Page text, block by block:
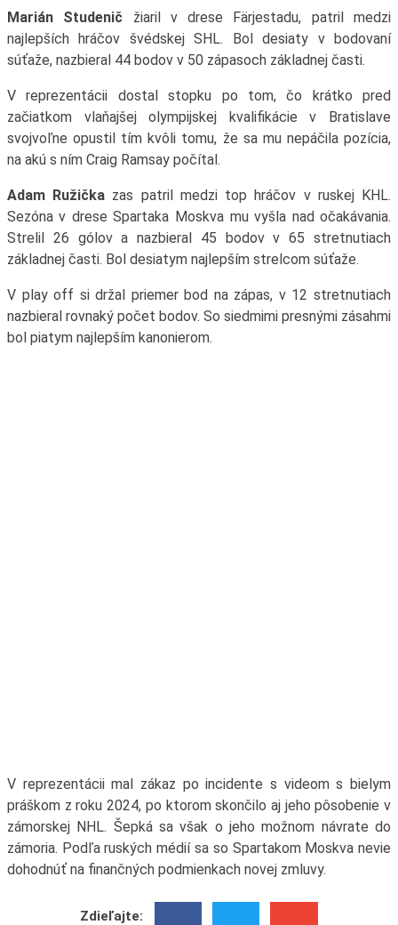
Marián Studenič žiaril v drese Färjestadu, patril medzi
najlepších hráčov švédskej SHL. Bol desiaty v bodovaní
súťaže, nazbieral 44 bodov v 50 zápasoch základnej časti.
V reprezentácii dostal stopku po tom, čo krátko pred
začiatkom vlaňajšej olympijskej kvalifikácie v Bratislave
svojvoľne opustil tím kvôli tomu, že sa mu nepáčila pozícia,
na akú s ním Craig Ramsay počítal.
Adam Ružička zas patril medzi top hráčov v ruskej KHL.
Sezóna v drese Spartaka Moskva mu vyšla nad očakávania.
Strelil 26 gólov a nazbieral 45 bodov v 65 stretnutiach
základnej časti. Bol desiatym najlepším strelcom súťaže.
V play off si držal priemer bod na zápas, v 12 stretnutiach
nazbieral rovnaký počet bodov. So siedmimi presnými zásahmi
bol piatym najlepším kanonierom.
V reprezentácii mal zákaz po incidente s videom s bielym
práškom z roku 2024, po ktorom skončilo aj jeho pôsobenie v
zámorskej NHL. Šepká sa však o jeho možnom návrate do
zámoria. Podľa ruských médií sa so Spartakom Moskva nevie
dohodnúť na finančných podmienkach novej zmluvy.
Zdieľajte: